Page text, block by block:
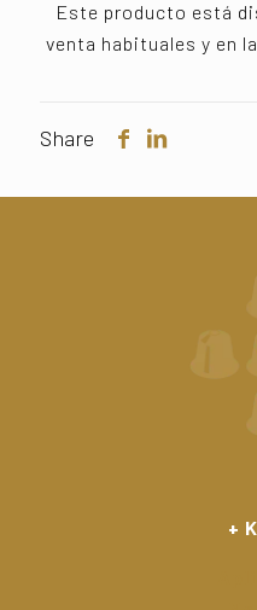
Este producto está
venta habituales y en
Share
+